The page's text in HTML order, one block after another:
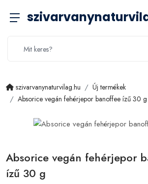
szivarvanynaturvilag.hu
Új termékek
Absorice vegán fehérjepor banoffee ízű 30
Absorice vegán fehérjepor
ízű 30 g